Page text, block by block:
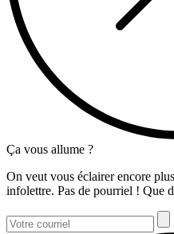
Ça vous allume ?
On veut vous éclairer encore
infolettre. Pas de pourriel ! Que